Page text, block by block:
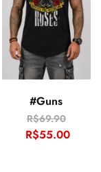
#Guns
R$69.90
R$55.00